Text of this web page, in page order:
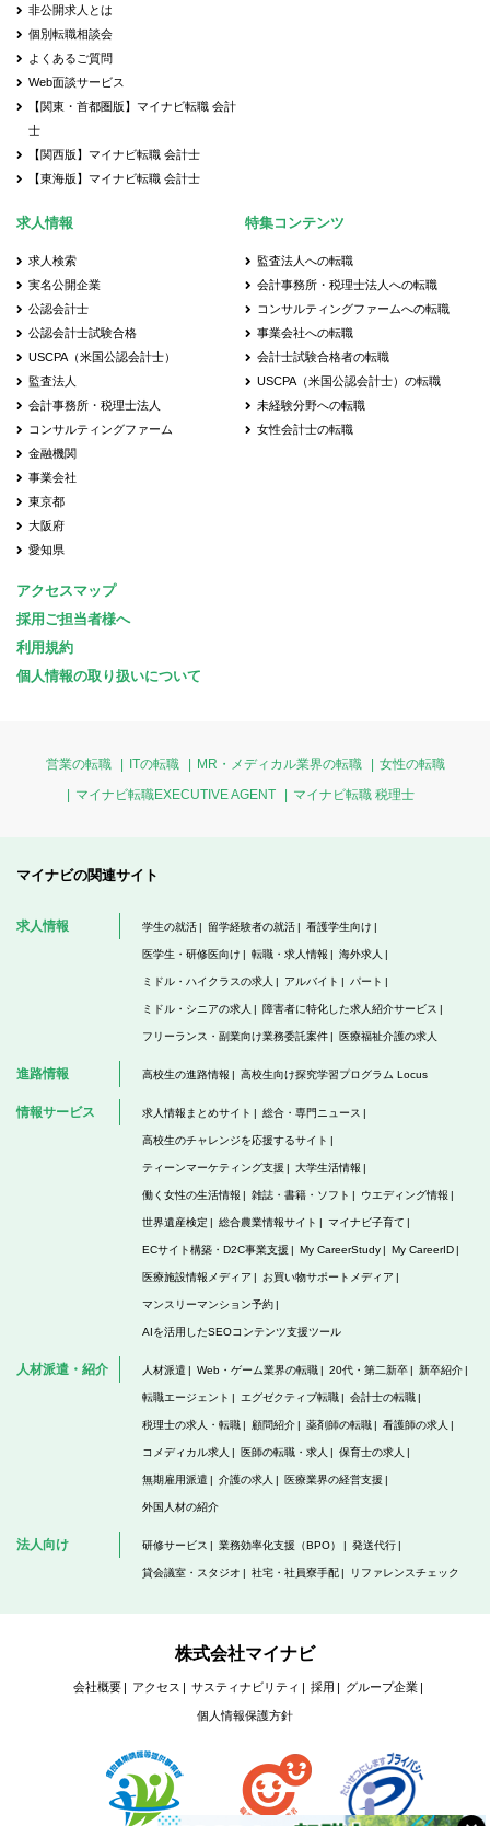
非公開求人とは
個別転職相談会
よくあるご質問
Web面談サービス
【関東・首都圏版】マイナビ転職 会計
士
【関西版】マイナビ転職 会計士
【東海版】マイナビ転職 会計士
求人情報
求人検索
実名公開企業
公認会計士
公認会計士試験合格
USCPA（米国公認会計士）
監査法人
会計事務所・税理士法人
コンサルティングファーム
金融機関
事業会社
東京都
大阪府
愛知県
特集コンテンツ
監査法人への転職
会計事務所・税理士法人への転職
コンサルティングファームへの転職
事業会社への転職
会計士試験合格者の転職
USCPA（米国公認会計士）の転職
未経験分野への転職
女性会計士の転職
アクセスマップ
採用ご担当者様へ
利用規約
個人情報の取り扱いについて
営業の転職 ITの転職 MR・メディカル業界の転職
女性の転職
マイナビ転職EXECUTIVE AGENT
マイナビ転職 税理士
マイナビの関連サイト
求人情報 学生の就活 留学経験者の就活 看護学生向け
医学生・研修医向け 転職・求人情報 海外求人
ミドル・ハイクラスの求人 アルバイト パート
ミドル・シニアの求人 障害者に特化した求人紹介サービス
フリーランス・副業向け業務委託案件 医療福祉介護の求人
進路情報 高校生の進路情報 高校生向け探究学習プログラム Locus
情報サービス 求人情報まとめサイト 総合・専門ニュース
高校生のチャレンジを応援するサイト
ティーンマーケティング支援 大学生活情報
働く女性の生活情報 雑誌・書籍・ソフト ウエディング情報
世界遺産検定 総合農業情報サイト マイナビ子育て
ECサイト構築・D2C事業支援 My CareerStudy My CareerID
医療施設情報メディア お買い物サポートメディア
マンスリーマンション予約
AIを活用したSEOコンテンツ支援ツール
人材派遣・紹介 人材派遣 Web・ゲーム業界の転職 20代・第二新卒 新卒紹介
転職エージェント エグゼクティブ転職 会計士の転職
税理士の求人・転職 顧問紹介 薬剤師の転職 看護師の求人
コメディカル求人 医師の転職・求人 保育士の求人
無期雇用派遣 介護の求人 医療業界の経営支援
外国人材の紹介
法人向け 研修サービス 業務効率化支援（BPO） 発送代行
貸会議室・スタジオ 社宅・社員寮手配 リファレンスチェック
株式会社マイナビ
会社概要 アクセス サスティナビリティ 採用 グループ企業
個人情報保護方針